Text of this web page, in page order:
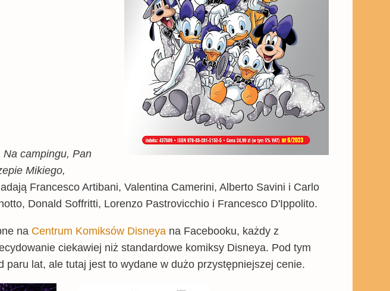
campingu, Pan
Mikiego,
Francesco Artibani, Valentina Camerini, Alberto Savini i Carlo
Donald Soffritti, Lorenzo Pastrovicchio i Francesco D'Ippolito.
na Centrum Komiksów Disneya na Facebooku, każdy z
ciekawiej niż standardowe komiksy Disneya. Pod tym
lat, ale tutaj jest to wydane w dużo przystępniejszej cenie.